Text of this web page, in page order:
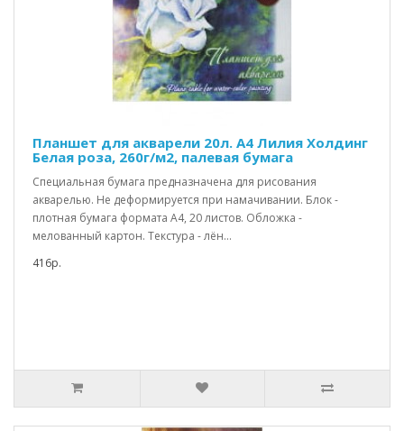
Планшет для акварели 20л. А4 Лилия Холдинг
Белая роза, 260г/м2, палевая бумага
Специальная бумага предназначена для рисования
акварелью. Не деформируется при намачивании. Блок -
плотная бумага формата А4, 20 листов. Обложка -
мелованный картон. Текстура - лён...
416р.